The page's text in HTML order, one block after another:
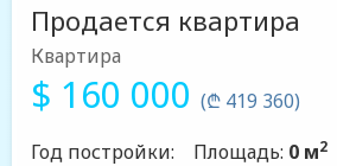
Продается квартира
Квартира
$ 160 000 (₾ 419 360)
Год постройки:
Площадь: 0 м2